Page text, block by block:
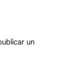
un